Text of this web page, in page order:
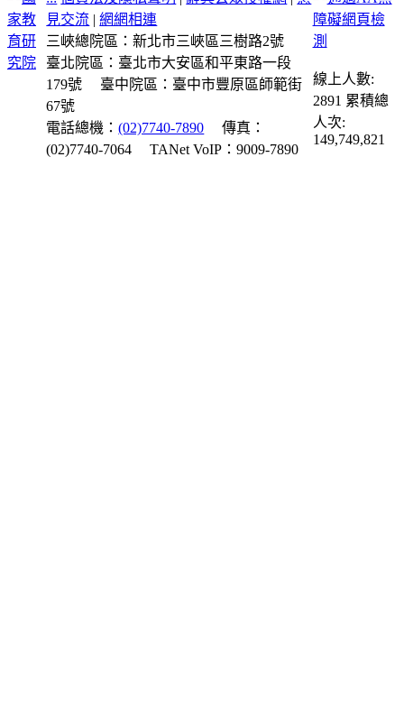
見交流 |網網相連
三峽總院區：新北市三峽區三樹路2號
臺北院區：臺北市大安區和平東路一段
179號
臺中院區：臺中市豐原區師範街
67號
電話總機：(02)7740-7890
傳真：
(02)7740-7064
TANet VoIP：9009-7890
線上人數:
2891 累積總
人次:
149,749,821